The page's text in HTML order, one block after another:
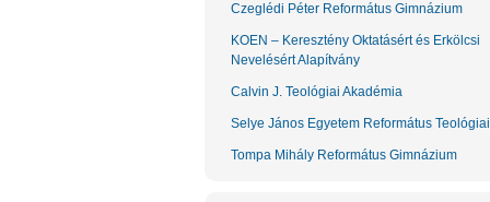
Czeglédi Péter Református Gimnázium
KOEN – Keresztény Oktatásért és Erkölcsi
Nevelésért Alapítvány
Calvin J. Teológiai Akadémia
Selye János Egyetem Református
Tompa Mihály Református Gimnázium